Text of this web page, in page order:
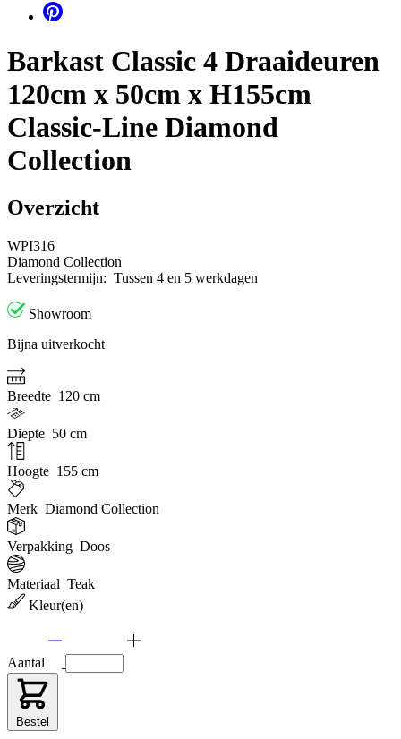
Barkast Classic 4 Draaideuren
120cm x 50cm x H155cm
Classic-Line Diamond
Collection
Overzicht
WPI316
Diamond Collection
Leveringstermijn: Tussen 4 en 5 werkdagen
Showroom
Bijna uitverkocht
Breedte 120 cm
Diepte 50 cm
Hoogte 155 cm
Merk Diamond Collection
Verpakking Doos
Materiaal Teak
Kleur(en)
Aantal
Bestel